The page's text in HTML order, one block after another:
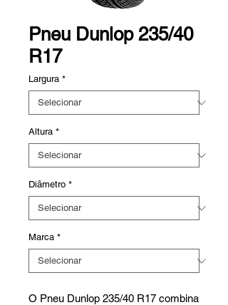
Pneu Dunlop 235/40
R17
Largura *
Altura *
Diâmetro *
Marca *
O Pneu Dunlop 235/40 R17 combina